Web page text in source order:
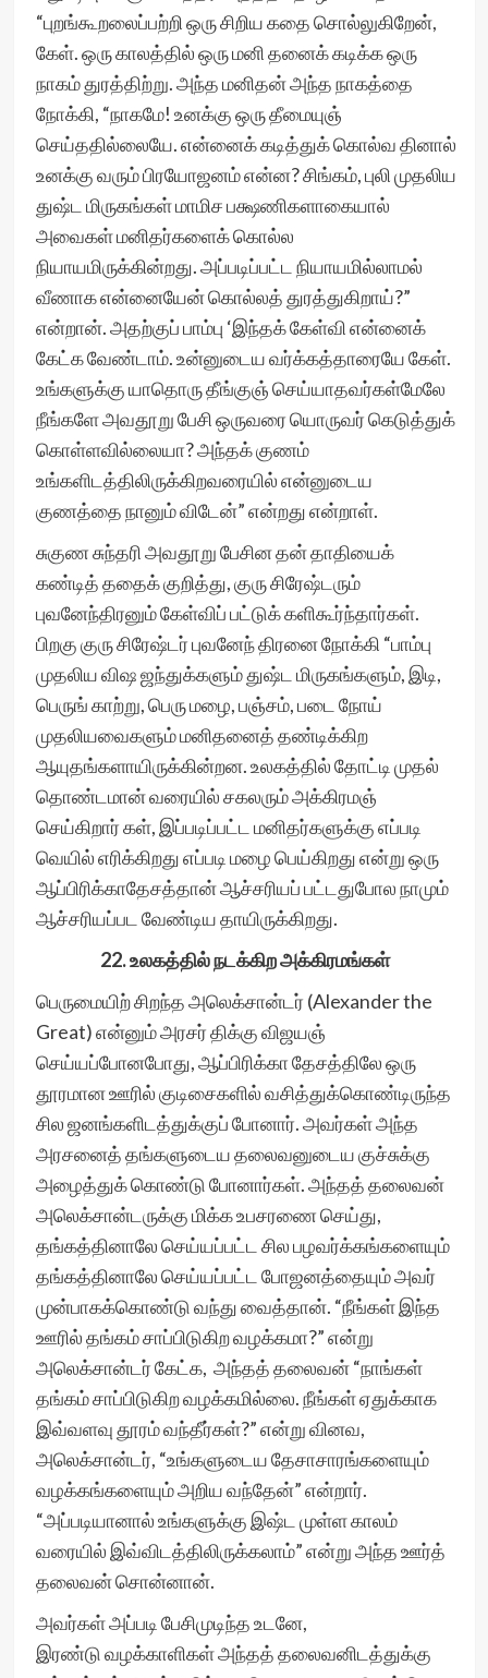
“புறங்கூறலைப்பற்றி ஒரு சிறிய கதை சொல்லுகிறேன்,
கேள். ஒரு காலத்தில் ஒரு மனி தனைக் கடிக்க ஒரு
நாகம் துரத்திற்று. அந்த மனிதன் அந்த நாகத்தை
நோக்கி, “நாகமே! உனக்கு ஒரு தீமையுஞ்
செய்ததில்லையே. என்னைக் கடித்துக் கொல்வ தினால்
உனக்கு வரும் பிரயோஜனம் என்ன? சிங்கம், புலி முதலிய
துஷ்ட மிருகங்கள் மாமிச பக்ஷணிகளாகையால்
அவைகள் மனிதர்களைக் கொல்ல
நியாயமிருக்கின்றது. அப்படிப்பட்ட நியாயமில்லாமல்
வீணாக என்னையேன் கொல்லத் துரத்துகிறாய்?”
என்றான். அதற்குப் பாம்பு ‘இந்தக் கேள்வி என்னைக்
கேட்க வேண்டாம். உன்னுடைய வர்க்கத்தாரையே கேள்.
உங்களுக்கு யாதொரு தீங்குஞ் செய்யாதவர்கள்மேலே
நீங்களே அவதூறு பேசி ஒருவரை யொருவர் கெடுத்துக்
கொள்ளவில்லையா? அந்தக் குணம்
உங்களிடத்திலிருக்கிறவரையில் என்னுடைய
குணத்தை நானும் விடேன்” என்றது என்றாள்.
சுகுண சுந்தரி அவதூறு பேசின தன் தாதியைக்
கண்டித் ததைக் குறித்து, குரு சிரேஷ்டரும்
புவனேந்திரனும் கேள்விப் பட்டுக் களிகூர்ந்தார்கள்.
பிறகு குரு சிரேஷ்டர் புவனேந் திரனை நோக்கி “பாம்பு
முதலிய விஷ ஜந்துக்களும் துஷ்ட மிருகங்களும், இடி,
பெருங் காற்று, பெரு மழை, பஞ்சம், படை நோய்
முதலியவைகளும் மனிதனைத் தண்டிக்கிற
ஆயுதங்களாயிருக்கின்றன. உலகத்தில் தோட்டி முதல்
தொண்டமான் வரையில் சகலரும் அக்கிரமஞ்
செய்கிறார் கள், இப்படிப்பட்ட மனிதர்களுக்கு எப்படி
வெயில் எரிக்கிறது எப்படி மழை பெய்கிறது என்று ஒரு
ஆப்பிரிக்காதேசத்தான் ஆச்சரியப் பட்டதுபோல நாமும்
ஆச்சரியப்பட வேண்டிய தாயிருக்கிறது.
22. உலகத்தில் நடக்கிற அக்கிரமங்கள்
பெருமையிற் சிறந்த அலெக்சான்டர் (Alexander the
Great) என்னும் அரசர் திக்கு விஜயஞ்
செய்யப்போனபோது, ஆப்பிரிக்கா தேசத்திலே ஒரு
தூரமான ஊரில் குடிசைகளில் வசித்துக்கொண்டிருந்த
சில ஜனங்களிடத்துக்குப் போனார். அவர்கள் அந்த
அரசனைத் தங்களுடைய தலைவனுடைய குச்சுக்கு
அழைத்துக் கொண்டு போனார்கள். அந்தத் தலைவன்
அலெக்சான்டருக்கு மிக்க உபசரணை செய்து,
தங்கத்தினாலே செய்யப்பட்ட சில பழவர்க்கங்களையும்
தங்கத்தினாலே செய்யப்பட்ட போஜனத்தையும் அவர்
முன்பாகக்கொண்டு வந்து வைத்தான். “நீங்கள் இந்த
ஊரில் தங்கம் சாப்பிடுகிற வழக்கமா?” என்று
அலெக்சான்டர் கேட்க, அந்தத் தலைவன் “நாங்கள்
தங்கம் சாப்பிடுகிற வழக்கமில்லை. நீங்கள் ஏதுக்காக
இவ்வளவு தூரம் வந்தீர்கள்?” என்று வினவ,
அலெக்சான்டர், “உங்களுடைய தேசாசாரங்களையும்
வழக்கங்களையும் அறிய வந்தேன்” என்றார்.
“அப்படியானால் உங்களுக்கு இஷ்ட முள்ள காலம்
வரையில் இவ்விடத்திலிருக்கலாம்” என்று அந்த ஊர்த்
தலைவன் சொன்னான்.
அவர்கள் அப்படி பேசிமுடிந்த உடனே,
இரண்டு வழக்காளிகள் அந்தத் தலைவனிடத்துக்கு